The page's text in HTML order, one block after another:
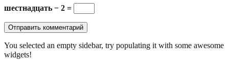
шестнадцать − 2 =
You selected an empty sidebar, try populating it with some awesome
widgets!